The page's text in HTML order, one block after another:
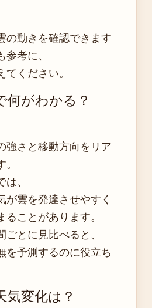
の動きを確認できます
考に、
ください。
何がわかる？
強さと移動方向をリア
、
が雲を発達させやすく
ことがあります。
とに見比べると、
を予測するのに役立ち
気変化は？